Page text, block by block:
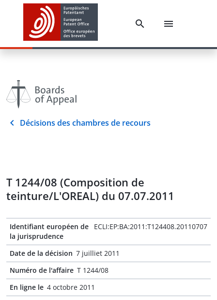
Décisions des chambres de recours
T 1244/08 (Composition de
teinture/L'OREAL) du 07.07.2011
Identifiant européen de
la jurisprudence
ECLI:EP:BA:2011:T124408.20110707
Date de la décision 7 juilliet 2011
Numéro de l'affaire T 1244/08
En ligne le 4 octobre 2011